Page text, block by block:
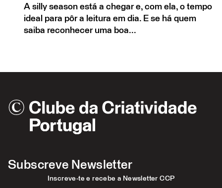
A silly season está a chegar e, com ela, o tempo
ideal para pôr a leitura em dia. E se há quem
saiba reconhecer uma boa...
Subscreve Newsletter
Inscreve-te e recebe a Newsletter CCP